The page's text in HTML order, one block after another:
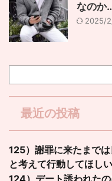
なのか
2025/
最近の投稿
125）謝罪に来たまで
と考えて行動してほし
124）デート誘われた